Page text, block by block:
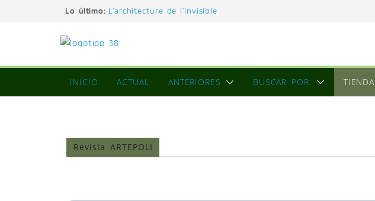
Lo último: L’architecture de l’invisible
excepcional
Blanca Beatriz Caraballo o el ascenso de la conciencia
INICIO ACTUAL ANTERIORES BUSCAR POR: TIENDA
Revista ARTEPOLI